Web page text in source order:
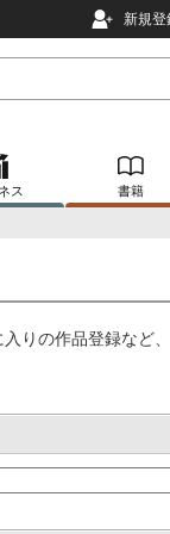
新規登
ス 書籍
りの作品登録など